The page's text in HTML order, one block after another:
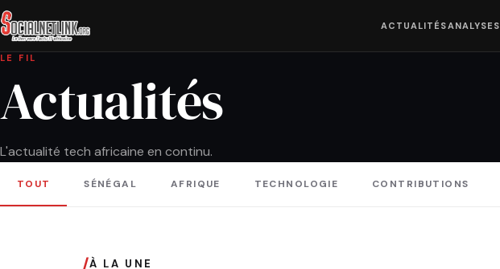
ACTUALITÉSANALYSES
LE FIL
Actualités
L'actualité tech africaine en continu.
TOUT SÉNÉGAL AFRIQUE TECHNOLOGIE CONTRIBUTIONS
/À LA UNE